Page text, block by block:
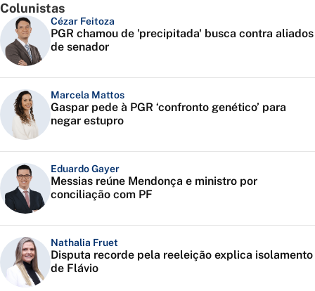
Colunistas
Cézar Feitoza
PGR chamou de 'precipitada' busca contra aliados
de senador
Marcela Mattos
Gaspar pede à PGR ‘confronto genético’ para
negar estupro
Eduardo Gayer
Messias reúne Mendonça e ministro por
conciliação com PF
Nathalia Fruet
Disputa recorde pela reeleição explica isolamento
de Flávio